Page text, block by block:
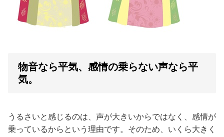
物音なら平気、感情の乗らない声なら平
気。
うるさいと感じるのは、声が大きいからではなく、感情が
乗っているからという理由です。そのため、いくら大きく